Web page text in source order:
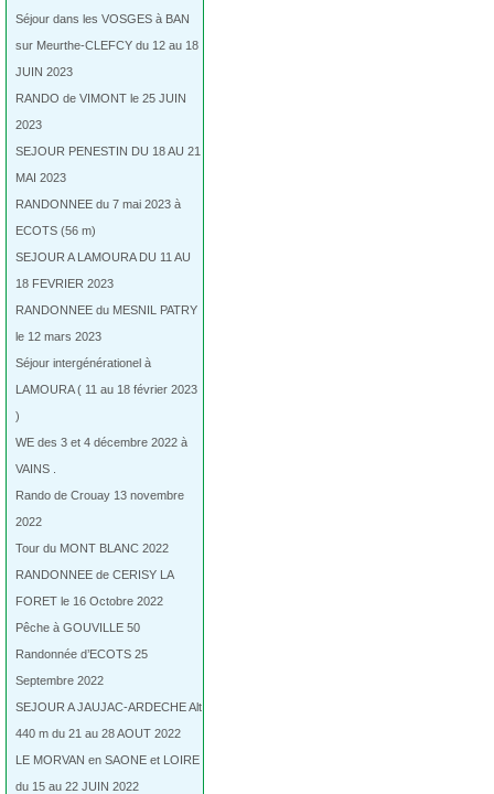
Séjour dans les VOSGES à BAN
sur Meurthe-CLEFCY du 12 au 18
JUIN 2023
RANDO de VIMONT le 25 JUIN
2023
SEJOUR PENESTIN DU 18 AU 21
MAI 2023
RANDONNEE du 7 mai 2023 à
ECOTS (56 m)
SEJOUR A LAMOURA DU 11 AU
18 FEVRIER 2023
RANDONNEE du MESNIL PATRY
le 12 mars 2023
Séjour intergénérationel à
LAMOURA ( 11 au 18 février 2023
)
WE des 3 et 4 décembre 2022 à
VAINS .
Rando de Crouay 13 novembre
2022
Tour du MONT BLANC 2022
RANDONNEE de CERISY LA
FORET le 16 Octobre 2022
Pêche à GOUVILLE 50
Randonnée d’ECOTS 25
Septembre 2022
SEJOUR A JAUJAC-ARDECHE Alt
440 m du 21 au 28 AOUT 2022
LE MORVAN en SAONE et LOIRE
du 15 au 22 JUIN 2022